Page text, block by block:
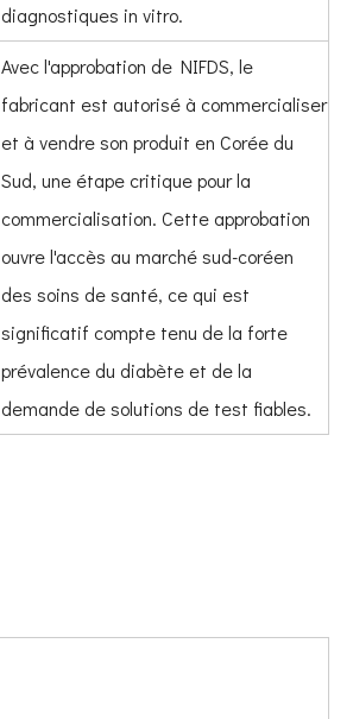
diagnostiques in vitro.
Avec l'approbation de NIFDS, le
fabricant est autorisé à commercialiser
et à vendre son produit en Corée du
Sud, une étape critique pour la
commercialisation. Cette approbation
ouvre l'accès au marché sud-coréen
des soins de santé, ce qui est
significatif compte tenu de la forte
prévalence du diabète et de la
demande de solutions de test fiables.